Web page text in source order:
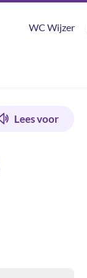
WC Wijzer
Lees voor